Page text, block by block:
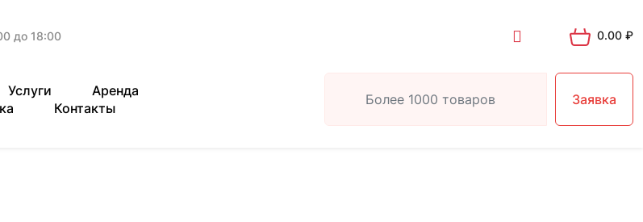
до 18:00 0.00 ₽
Услуги
Аренда
Контакты
Заявка